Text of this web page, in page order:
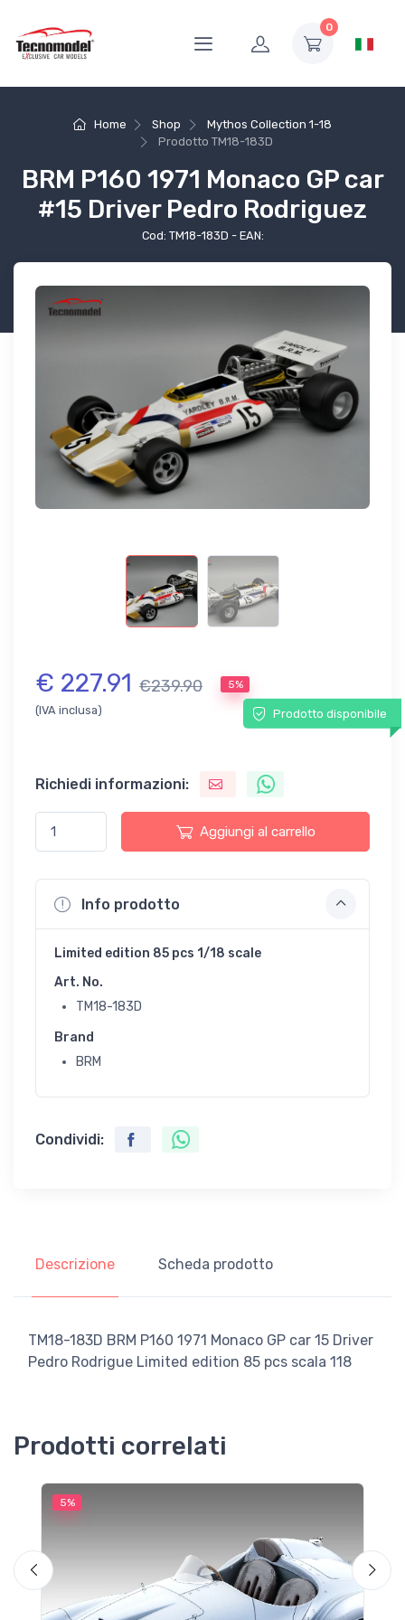
0
Home Shop
Mythos Collection 1-18
Prodotto TM18-183D
BRM P160 1971 Monaco GP car
#15 Driver Pedro Rodriguez
Cod: TM18-183D - EAN:
€ 227.91 €239.90 5%
(IVA inclusa) Prodotto disponibile
Richiedi informazioni:
Aggiungi al carrello
Info prodotto
Limited edition 85 pcs 1/18 scale
Art. No.
TM18-183D
Brand
BRM
Condividi:
Descrizione Scheda prodotto
TM18-183D BRM P160 1971 Monaco GP car 15 Driver
Pedro Rodrigue Limited edition 85 pcs scala 118
Prodotti correlati
5%